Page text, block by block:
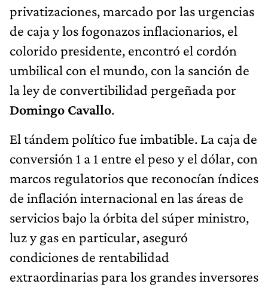
privatizaciones, marcado por las urgencias
de caja y los fogonazos inflacionarios, el
colorido presidente, encontró el cordón
umbilical con el mundo, con la sanción de
la ley de convertibilidad pergeñada por
Domingo Cavallo.
El tándem político fue imbatible. La caja de
conversión 1 a 1 entre el peso y el dólar, con
marcos regulatorios que reconocían índices
de inflación internacional en las áreas de
servicios bajo la órbita del súper ministro,
luz y gas en particular, aseguró
condiciones de rentabilidad
extraordinarias para los grandes inversores